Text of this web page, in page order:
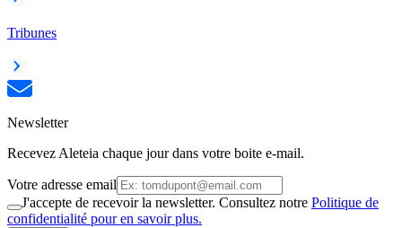
Tribunes
Newsletter
Recevez Aleteia chaque jour dans votre boite e-mail.
Votre adresse email
J'accepte de recevoir la newsletter. Consultez notre Politique de
confidentialité pour en savoir plus.